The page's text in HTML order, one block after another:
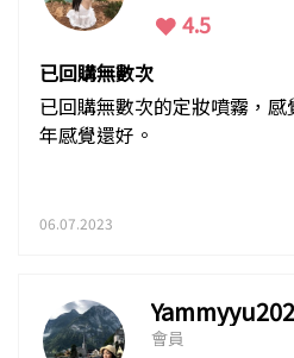
4.5
已回購無數次
已回購無數次的定妝噴霧，
年感覺還好。
06.07.2023
會員